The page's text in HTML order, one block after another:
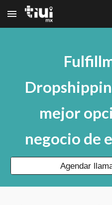
Skip to main content
mejor
negocio de
Agendar